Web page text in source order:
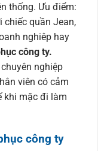
thống. Ưu điểm:
chiếc quần Jean,
nghiêp hay
công ty.
nghiệp
viên có cảm
khi mặc đi làm
công ty